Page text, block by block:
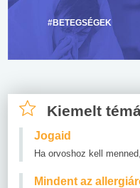
#BETEGSÉGEK
Kiemelt
Jogaid
Ha orvoshoz kell
Mindent az